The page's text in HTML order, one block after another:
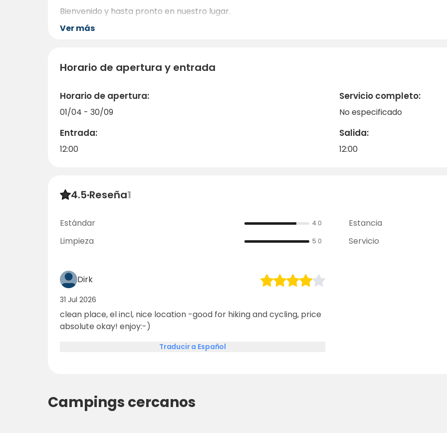
Bienvenido y hasta pronto en nuestro lugar.
Ver más
Horario de apertura y entrada
Horario de apertura:
01/04 - 30/09
Servicio completo:
No especificado
Entrada:
12:00
Salida:
12:00
4.5·Reseña1
Estándar 4.0 Estancia
Limpieza 5.0 Servicio
Dirk
31 Jul 2026
clean place, el incl, nice location -good for hiking and cycling, price
absolute okay! enjoy:-)
Traducir a Español
Campings cercanos